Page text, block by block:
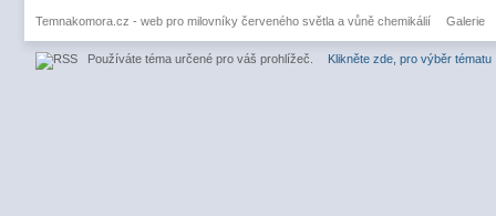
Temnakomora.cz - web pro milovníky červeného světla a vůně chemikálií Galerie
Používáte téma určené pro váš prohlížeč. Klikněte zde, pro výběr tématu